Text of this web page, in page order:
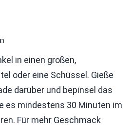
in einen großen,
oder eine Schüssel. Gieße
darüber und bepinsel das
es mindestens 30 Minuten im
Für mehr Geschmack